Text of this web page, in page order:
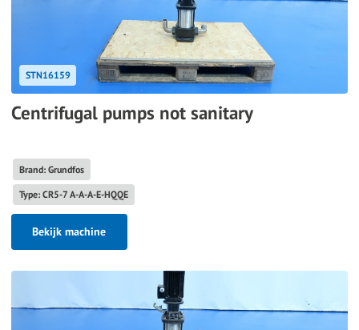
STN16159
Centrifugal pumps not sanitary
Brand: Grundfos
Type: CR5-7 A-A-A-E-HQQE
Bekijk machine